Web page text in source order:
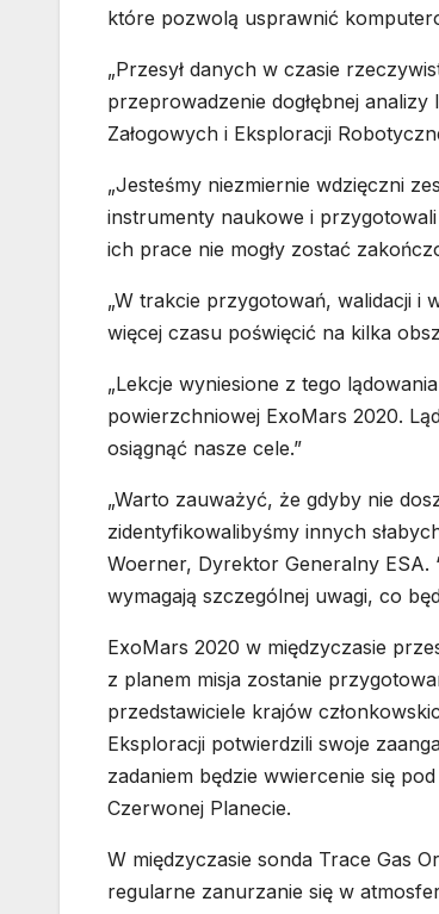
które pozwolą usprawnić
„Przesył danych w czasie
przeprowadzenie dogłębnej
Załogowych i Eksploracji
„Jesteśmy niezmiernie wdzięczni
instrumenty naukowe i
ich prace nie mogły zostać
„W trakcie przygotowań, walidacji i
więcej czasu poświęcić na kilka
„Lekcje wyniesione z tego
powierzchniowej ExoMars 2020.
osiągnąć nasze cele.”
„Warto zauważyć, że gdyby nie
zidentyfikowalibyśmy innych
Woerner, Dyrektor Generalny
wymagają szczególnej uwagi, co
ExoMars 2020 w międzyczasie
z planem misja zostanie
przedstawiciele krajów
Eksploracji potwierdzili swoje
zadaniem będzie wwiercenie się
Czerwonej Planecie.
W międzyczasie sonda Trace Gas
regularne zanurzanie się w